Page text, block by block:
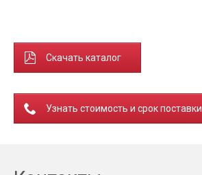
Скачать каталог
Узнать стоимость и срок поставки